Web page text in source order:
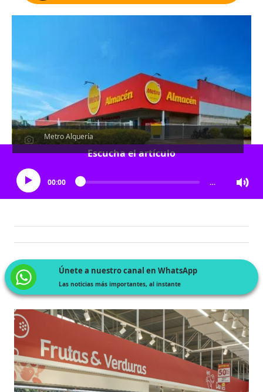
Metro Alquería
Escucha el artículo
00:00 …
Únete a nuestro canal en WhatsApp
Las noticias más importantes, al instante